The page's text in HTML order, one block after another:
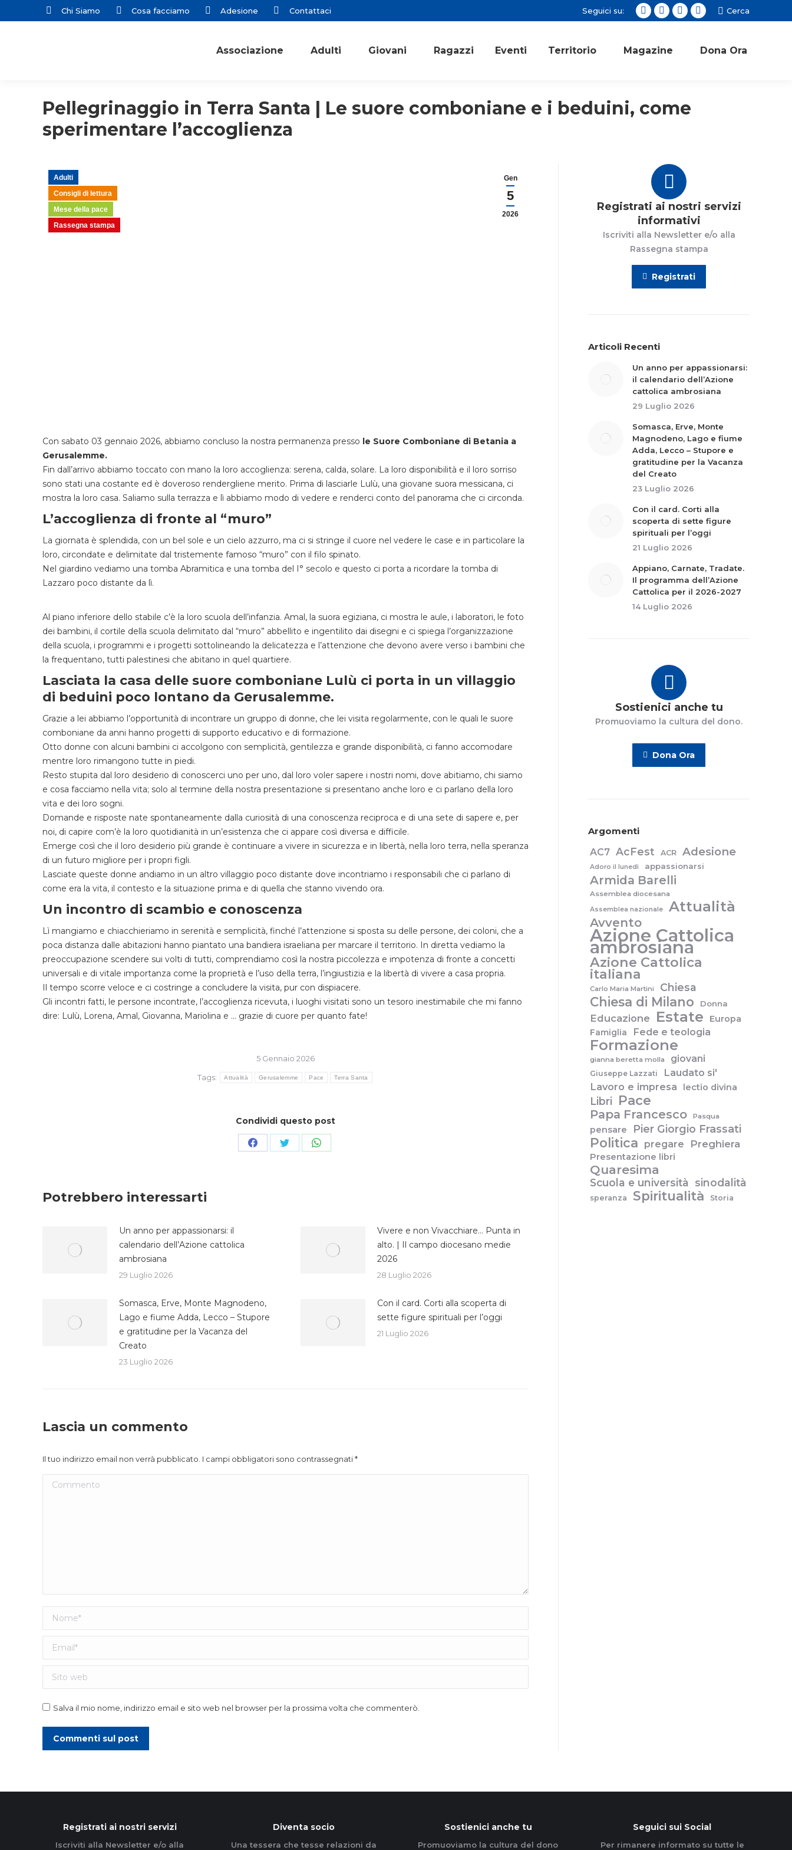
Chi Siamo Cosa facciamo Adesione Contattaci Seguici su:
Facebook
opens
Twitter
opens
Instagram
opens
YouTube
opens
Cerca:
Cerca
Associazione Adulti Giovani Ragazzi Eventi Territorio Magazine Dona Ora
Pellegrinaggio in Terra Santa | Le suore comboniane e i beduini, come
sperimentare l’accoglienza
Gen
5
2026
Adulti
Consigli di lettura
Mese della pace
Rassegna stampa
Con sabato 03 gennaio 2026, abbiamo concluso la nostra permanenza presso le Suore Comboniane di Betania a
Gerusalemme.
Fin dall’arrivo abbiamo toccato con mano la loro accoglienza: serena, calda, solare. La loro disponibilità e il loro sorriso
sono stati una costante ed è doveroso rendergliene merito. Prima di lasciarle Lulù, una giovane suora messicana, ci
mostra la loro casa. Saliamo sulla terrazza e lì abbiamo modo di vedere e renderci conto del panorama che ci circonda.
L’accoglienza di fronte al “muro”
La giornata è splendida, con un bel sole e un cielo azzurro, ma ci si stringe il cuore nel vedere le case e in particolare la
loro, circondate e delimitate dal tristemente famoso “muro” con il filo spinato.
Nel giardino vediamo una tomba Abramitica e una tomba del I° secolo e questo ci porta a ricordare la tomba di
Lazzaro poco distante da lì.
Al piano inferiore dello stabile c’è la loro scuola dell’infanzia. Amal, la suora egiziana, ci mostra le aule, i laboratori, le foto
dei bambini, il cortile della scuola delimitato dal “muro” abbellito e ingentilito dai disegni e ci spiega l’organizzazione
della scuola, i programmi e i progetti sottolineando la delicatezza e l’attenzione che devono avere verso i bambini che
la frequentano, tutti palestinesi che abitano in quel quartiere.
Lasciata la casa delle suore comboniane Lulù ci porta in un villaggio
di beduini poco lontano da Gerusalemme.
Grazie a lei abbiamo l’opportunità di incontrare un gruppo di donne, che lei visita regolarmente, con le quali le suore
comboniane da anni hanno progetti di supporto educativo e di formazione.
Otto donne con alcuni bambini ci accolgono con semplicità, gentilezza e grande disponibilità, ci fanno accomodare
mentre loro rimangono tutte in piedi.
Resto stupita dal loro desiderio di conoscerci uno per uno, dal loro voler sapere i nostri nomi, dove abitiamo, chi siamo
e cosa facciamo nella vita; solo al termine della nostra presentazione si presentano anche loro e ci parlano della loro
vita e dei loro sogni.
Domande e risposte nate spontaneamente dalla curiosità di una conoscenza reciproca e di una sete di sapere e, per
noi, di capire com’è la loro quotidianità in un’esistenza che ci appare così diversa e difficile.
Emerge così che il loro desiderio più grande è continuare a vivere in sicurezza e in libertà, nella loro terra, nella speranza
di un futuro migliore per i propri figli.
Lasciate queste donne andiamo in un altro villaggio poco distante dove incontriamo i responsabili che ci parlano di
come era la vita, il contesto e la situazione prima e di quella che stanno vivendo ora.
Un incontro di scambio e conoscenza
Lì mangiamo e chiacchieriamo in serenità e semplicità, finché l’attenzione si sposta su delle persone, dei coloni, che a
poca distanza dalle abitazioni hanno piantato una bandiera israeliana per marcare il territorio. In diretta vediamo la
preoccupazione scendere sui volti di tutti, comprendiamo così la nostra piccolezza e impotenza di fronte a concetti
universali e di vitale importanza come la proprietà e l’uso della terra, l’ingiustizia e la libertà di vivere a casa propria.
Il tempo scorre veloce e ci costringe a concludere la visita, pur con dispiacere.
Gli incontri fatti, le persone incontrate, l’accoglienza ricevuta, i luoghi visitati sono un tesoro inestimabile che mi fanno
dire: Lulù, Lorena, Amal, Giovanna, Mariolina e … grazie di cuore per quanto fate!
5 Gennaio 2026
Tags:
Attualità Gerusalemme Pace Terra Santa
Condividi questo post
CondividiCondividiCondividi
Potrebbero interessarti
Un anno per appassionarsi: il
calendario dell’Azione cattolica
ambrosiana
29 Luglio 2026
Vivere e non Vivacchiare… Punta in
alto. | Il campo diocesano medie
2026
28 Luglio 2026
Somasca, Erve, Monte Magnodeno,
Lago e fiume Adda, Lecco – Stupore
e gratitudine per la Vacanza del
Creato
23 Luglio 2026
Con il card. Corti alla scoperta di
sette figure spirituali per l’oggi
21 Luglio 2026
Lascia un commento
Il tuo indirizzo email non verrà pubblicato. I campi obbligatori sono contrassegnati*
Commento
Nome *
Email *
Sito web
Salva il mio nome, indirizzo email e sito web nel browser per la prossima volta che commenterò.
Commenti sul post
Registrati ai nostri servizi
informativi
Iscriviti alla Newsletter e/o alla
Rassegna stampa
Registrati
Articoli Recenti
Un anno per appassionarsi:
il calendario dell’Azione
cattolica ambrosiana
29 Luglio 2026
Somasca, Erve, Monte
Magnodeno, Lago e fiume
Adda, Lecco – Stupore e
gratitudine per la Vacanza
del Creato
23 Luglio 2026
Con il card. Corti alla
scoperta di sette figure
spirituali per l’oggi
21 Luglio 2026
Appiano, Carnate, Tradate.
Il programma dell’Azione
Cattolica per il 2026-2027
14 Luglio 2026
Sostienici anche tu
Promuoviamo la cultura del dono.
Dona Ora
Argomenti
AC7 AcFest ACR Adesione
Adoro il lunedì appassionarsi
Armida Barelli
Assemblea diocesana
Assemblea nazionale Attualità
Avvento
Azione Cattolica
ambrosiana
Azione Cattolica
italiana
Carlo Maria Martini Chiesa
Chiesa di Milano Donna
Educazione Estate
Europa
Famiglia
Fede e teologia
Formazione
gianna beretta molla giovani
Giuseppe Lazzati
Laudato si'
Lavoro e impresa
lectio divina
Libri Pace
Papa Francesco Pasqua
pensare Pier Giorgio Frassati
Politica pregare Preghiera
Presentazione libri
Quaresima
Scuola e università sinodalità
speranza Spiritualità Storia
Registrati ai nostri servizi
Iscriviti alla Newsletter e/o alla
Diventa socio
Una tessera che tesse relazioni da
Sostienici anche tu
Promuoviamo la cultura del dono
Seguici sui Social
Per rimanere informato su tutte le